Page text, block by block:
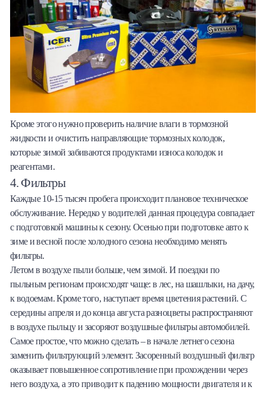
Кроме этого нужно проверить наличие влаги в тормозной
жидкости и очистить направляющие тормозных колодок,
которые зимой забиваются продуктами износа колодок и
реагентами.
4. Фильтры
Каждые 10-15 тысяч пробега происходит плановое техническое
обслуживание. Нередко у водителей данная процедура совпадает
с подготовкой машины к сезону. Осенью при подготовке авто к
зиме и весной после холодного сезона необходимо менять
фильтры.
Летом в воздухе пыли больше, чем зимой. И поездки по
пыльным регионам происходят чаще: в лес, на шашлыки, на дачу,
к водоемам. Кроме того, наступает время цветения растений. С
середины апреля и до конца августа разноцветы распространяют
в воздухе пыльцу и засоряют воздушные фильтры автомобилей.
Самое простое, что можно сделать – в начале летнего сезона
заменить фильтрующий элемент. Засоренный воздушный фильтр
оказывает повышенное сопротивление при прохождении через
него воздуха, а это приводит к падению мощности двигателя и к